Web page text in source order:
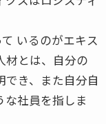
いるのがエキス
材とは、自分の
き、また自分自
社員を指しま